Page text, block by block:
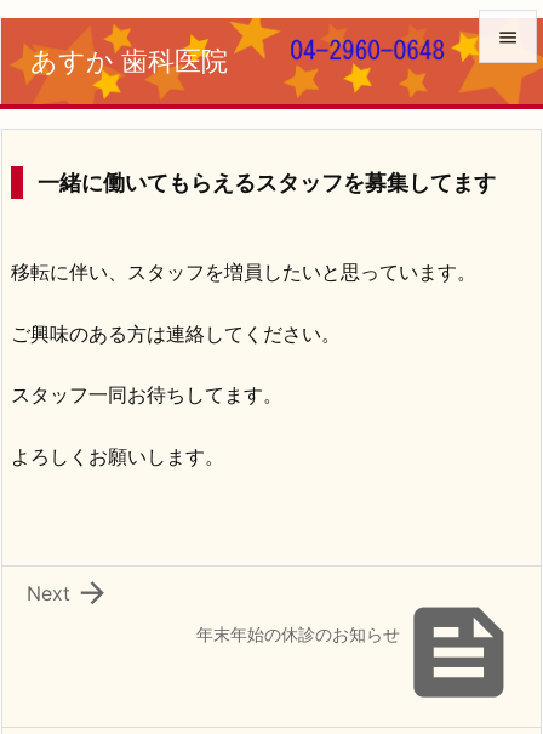
あすか 歯科医院


メニュ
サイド
一緒に働いてもらえるスタッフを募集してます
移転に伴い、スタッフを増員したいと思っています。
ご興味のある方は連絡してください。
スタッフ一同お待ちしてます。
よろしくお願いします。

年末年始の休診のお知らせ

Next